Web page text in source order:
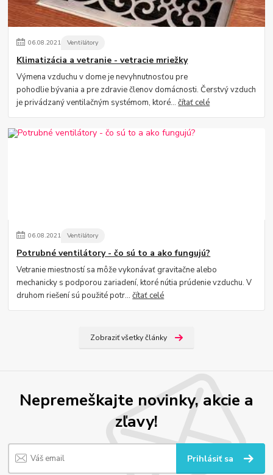
06.08.2021 Ventilátory
Klimatizácia a vetranie - vetracie mriežky
Výmena vzduchu v dome je nevyhnutnosťou pre
pohodlie bývania a pre zdravie členov domácnosti. Čerstvý vzduch
je privádzaný ventilačným systémom, ktoré...čítať celé
06.08.2021 Ventilátory
Potrubné ventilátory - čo sú to a ako fungujú?
Vetranie miestností sa môže vykonávať gravitačne alebo
mechanicky s podporou zariadení, ktoré nútia prúdenie vzduchu. V
druhom riešení sú použité potr...čítať celé
Zobraziť všetky články
Nepremeškajte novinky, akcie a
zľavy!
Prihlásiť sa